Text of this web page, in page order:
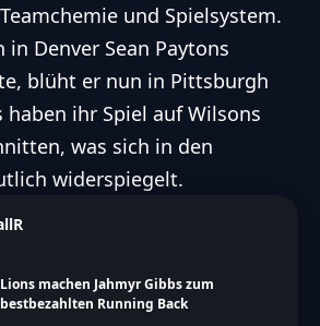
und Spielsystem.
in Denver Sean Paytons
blüht er nun in Pittsburgh
haben ihr Spiel auf Wilsons
was sich in den
widerspiegelt.
Lions machen Jahmyr Gibbs zum
bestbezahlten Running Back